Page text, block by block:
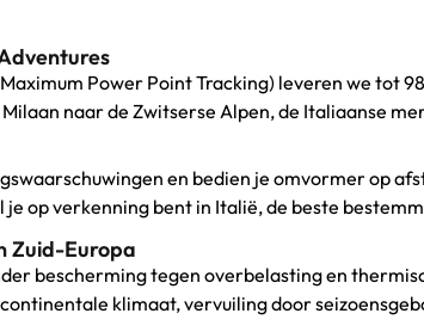
Power Point Tracking) leveren we tot
naar de Zwitserse Alpen, de Italiaanse
en bedien je omvormer op
op verkenning bent in Italië, de beste
Zuid-Europa
bescherming tegen overbelasting en
klimaat, vervuiling door